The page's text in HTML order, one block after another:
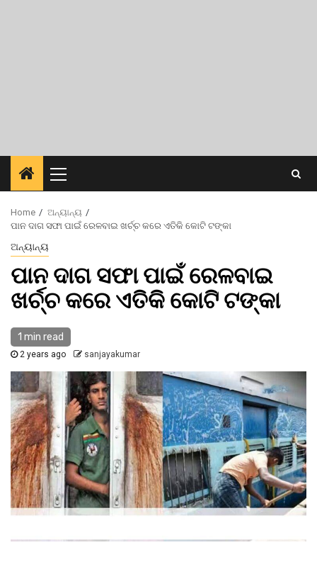
Menu
Home
ଅନ୍ୟାନ୍ୟ
ପାନ ଦାଗ ସଫା ପାଇଁ ରେଳବାଇ ଖର୍ଚ୍ଚ କରେ ଏତିକି କୋଟି ଟଙ୍କା
ଅନ୍ୟାନ୍ୟ
ପାନ ଦାଗ ସଫା ପାଇଁ ରେଳବାଇ
ଖର୍ଚ୍ଚ କରେ ଏତିକି କୋଟି ଟଙ୍କା
1 min read
2 years ago sanjayakumar